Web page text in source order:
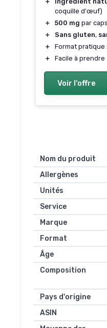
coquille d'œuf)
＋
500 mg par
＋
Sans gluten,
＋
Format pratique :
＋
Facile à prendre
Voir l'offre
Nom du produit
Allergènes
Unités
Service
Marque
Format
Âge
Composition
Pays d'origine
ASIN